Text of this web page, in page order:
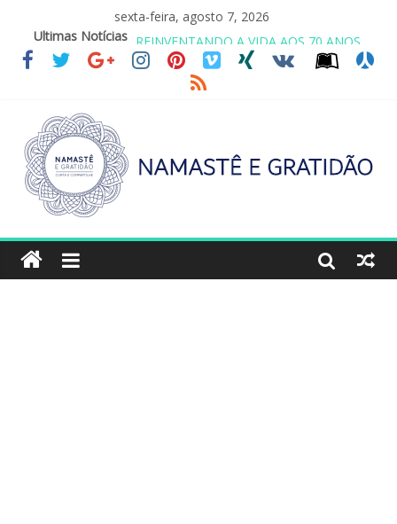
sexta-feira, agosto 7, 2026
Ultimas Notícias REINVENTANDO A VIDA AOS 70 ANOS
LEI DO RETORNO
O ATO DE ABRAÇAR
SAGRADA FAMÍLIA – MAIA SOMEL